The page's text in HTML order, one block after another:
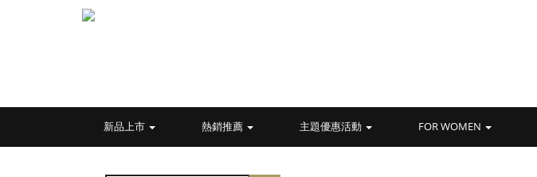
新品上市 熱銷推薦 主題優惠活動 FOR WOMEN